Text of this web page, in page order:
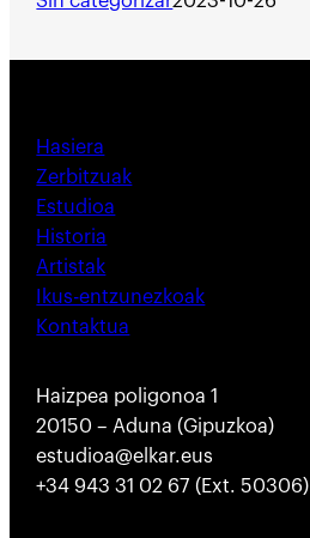
Hasiera
Zerbitzuak
Estudioa
Historia
Artistak
Ikus-entzunezkoak
Kontaktua
Haizpea poligonoa 1
20150 – Aduna (Gipuzkoa)
estudioa@elkar.eus
+34 943 31 02 67 (Ext. 50306)